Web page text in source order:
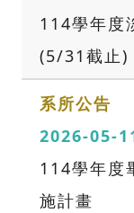
114學年度
(5/31截止)
系所公告
2026-05-
114學年度
施計畫